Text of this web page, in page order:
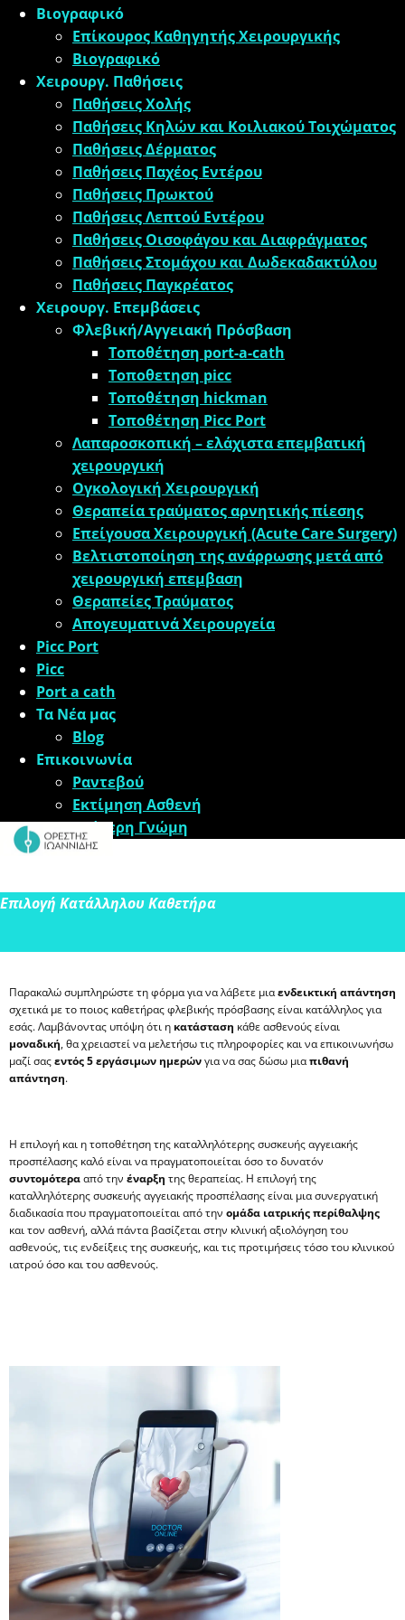
Βιογραφικό
Επίκουρος Καθηγητής Χειρουργικής
Βιογραφικό
Χειρουργ. Παθήσεις
Παθήσεις Χολής
Παθήσεις ​Κηλών και Κοιλιακού Τοιχώματος
Παθήσεις Δέρματος
Παθήσεις Παχέος Εντέρου
Παθήσεις Πρωκτού
Παθήσεις Λεπτού Εντέρου
Παθήσεις Οισοφάγου και Διαφράγματος
Παθήσεις Στομάχου και Δωδεκαδακτύλου
Παθήσεις Παγκρέατος
Χειρουργ. Επεμβάσεις
Φλεβική/Αγγειακή Πρόσβαση
Τοποθέτηση port-a-cath
Τοποθετηση picc
Τοποθέτηση hickman
Τοποθέτηση Picc Port
Λαπαροσκοπική – ελάχιστα επεμβατική
χειρουργική
Oγκολογική Xειρουργική
Θεραπεία τραύματος αρνητικής πίεσης
Επείγουσα Χειρουργική (Acute Care Surgery)
Βελτιστοποίηση της ανάρρωσης μετά από
χειρουργική επεμβαση
Θεραπείες Τραύματος
Απογευματινά Χειρουργεία
Picc Port
Picc
Port a cath
Τα Νέα μας
Blog
Επικοινωνία
Ραντεβού
Εκτίμηση Ασθενή
Δεύτερη Γνώμη
Επιλογή Κατάλληλου Καθετήρα
​Παρακαλώ συμπληρώστε τη φόρμα για να λάβετε μιαενδεικτική απάντηση
σχετικά με το ποιος καθετήρας φλεβικής πρόσβασης είναι κατάλληλος για
εσάς. Λαμβάνοντας υπόψη ότι η κατάσταση κάθε ασθενούς είναι
μοναδική, θα χρειαστεί να μελετήσω τις πληροφορίες και να επικοινωνήσω
μαζί σαςεντός 5 εργάσιμων ημερώνγια να σας δώσω μιαπιθανή
απάντηση.
​Η επιλογή και η τοποθέτηση της καταλληλότερης συσκευής αγγειακής
προσπέλασης καλό είναι να πραγματοποιείται όσο το δυνατόν
συντομότερααπό την έναρξη της θεραπείας. Η επιλογή της
καταλληλότερης συσκευής αγγειακής προσπέλασης είναι μια συνεργατική
διαδικασία που πραγματοποιείται από την ομάδα ιατρικής περίθαλψης
και τον ασθενή, αλλά πάντα βασίζεται στην κλινική αξιολόγηση του
ασθενούς, τις ενδείξεις της συσκευής, και τις προτιμήσεις τόσο του κλινικού
ιατρού όσο και του ασθενούς.